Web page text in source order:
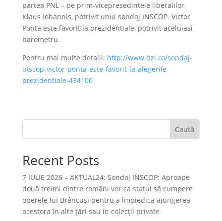
partea PNL – pe prim-vicepresedintele liberalilor,
Klaus Iohannis, potrivit unui sondaj INSCOP. Victor
Ponta este favorit la prezidentiale, potrivit aceluiasi
barometru.
Pentru mai multe detalii: http://www.bzi.ro/sondaj-
inscop-victor-ponta-este-favorit-la-alegerile-
prezidentiale-434100
Caută
Recent Posts
7 IULIE 2026 – AKTUAL24: Sondaj INSCOP: Aproape
două treimi dintre români vor ca statul să cumpere
operele lui Brâncuşi pentru a împiedica ajungerea
acestora în alte ţări sau în colecţii private